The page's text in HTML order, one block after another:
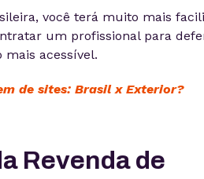
você terá muito mais
um profissional para
acessível.
de sites: Brasil x Exterior?
Revenda de